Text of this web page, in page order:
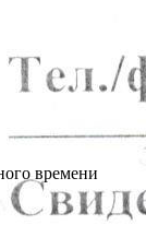
времени